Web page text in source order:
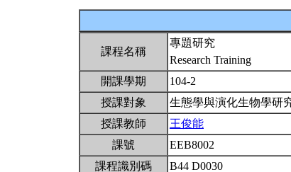
課程名稱
專題研究
Research Training
開課學期
104-2
授課對象
生態學與演化生物學研
授課教師
王俊能
課號
EEB8002
課程識別碼
B44 D0030